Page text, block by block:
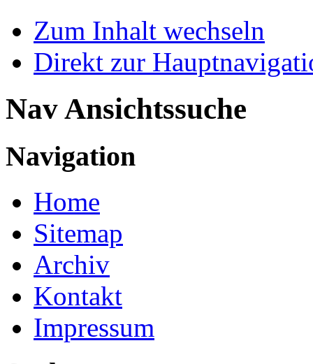
Zum Inhalt wechseln
Direkt zur
Nav Ansichtssuche
Navigation
Home
Sitemap
Archiv
Kontakt
Impressum